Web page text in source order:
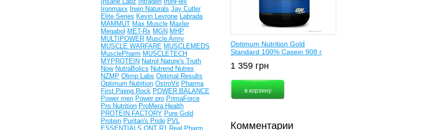
Optimum Nutrition Gold
Standard 100% Casein 908 г
1 359 грн
Комментарии
Ironmaxx Irwin Naturals Jay Cutler
Elite Series Kevin Levrone Labrada
MAMMUT Max Muscle Maxler
Megabol MET-Rx MGN MHP
MULTIPOWER Muscle Army
MUSCLE WARFARE MUSCLEMEDS
MusclePharm MUSCLETECH
MYPROTEIN Natrol Nature's Truth
Now NutraBolics Nutrend Nutrex
NZMP Olimp Labs Optimal Results
Optimum Nutrition OstroVit Pharma
First Piping Rock POWER BALANCE
Power men Power pro PrimaForce
Pro Nutrition ProMera Health
PROTEIN FACTORY Pure Gold
Protein Puritan's Pride PVL
ESSENTIALS QNT R1 Real Pharm